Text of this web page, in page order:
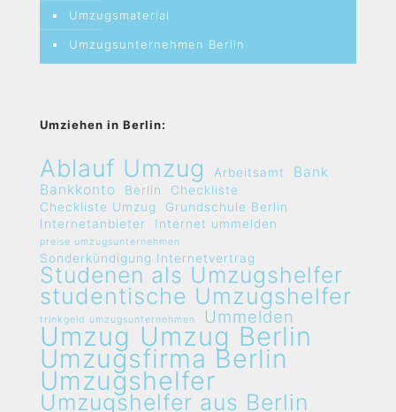
Umzugsmaterial
Umzugsunternehmen Berlin
Umziehen in Berlin:
Ablauf Umzug Arbeitsamt
Bank
Bankkonto
Berlin
Checkliste
Checkliste Umzug
Grundschule Berlin
Internetanbieter
Internet ummelden
preise umzugsunternehmen
Sonderkündigung Internetvertrag
Studenen als Umzugshelfer
studentische Umzugshelfer
trinkgeld umzugsunternehmen Ummelden
Umzug Umzug Berlin
Umzugsfirma Berlin
Umzugshelfer
Umzugshelfer aus Berlin